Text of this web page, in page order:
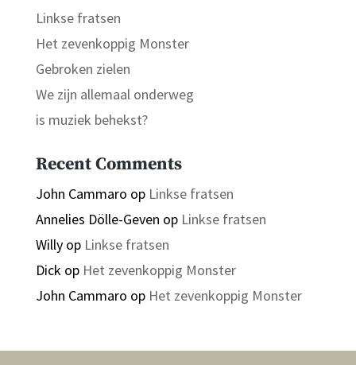
Linkse fratsen
Het zevenkoppig Monster
Gebroken zielen
We zijn allemaal onderweg
is muziek behekst?
Recent Comments
John Cammaro op Linkse fratsen
Annelies Dölle-Geven op Linkse fratsen
Willyop Linkse fratsen
Dickop Het zevenkoppig Monster
John Cammaro op Het zevenkoppig Monster